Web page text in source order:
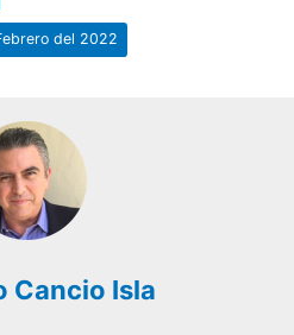
del 2022
Cancio Isla